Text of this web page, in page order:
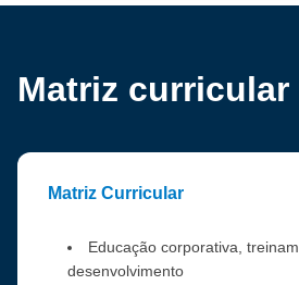
Matriz curricular
Matriz Curricular
Educação corporativa,
desenvolvimento